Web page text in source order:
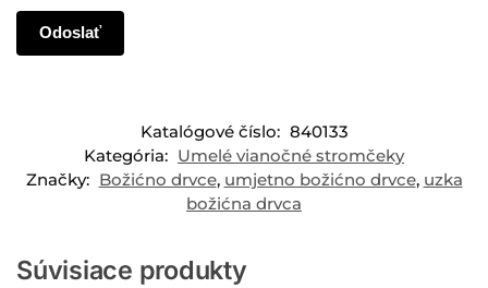
Katalógové číslo: 840133
Kategória: Umelé vianočné stromčeky
Značky: Božićno drvce, umjetno božićno drvce, uzka
božićna drvca
Súvisiace produkty